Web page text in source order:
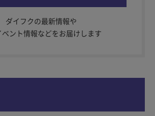
ダイフクの最新情報や
ント情報などをお届けします